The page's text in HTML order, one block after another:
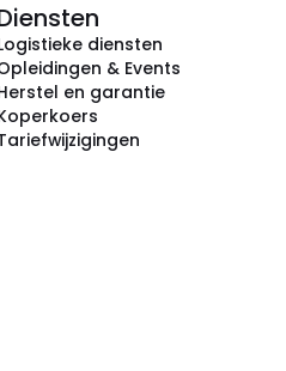
diensten
& Events
en garantie